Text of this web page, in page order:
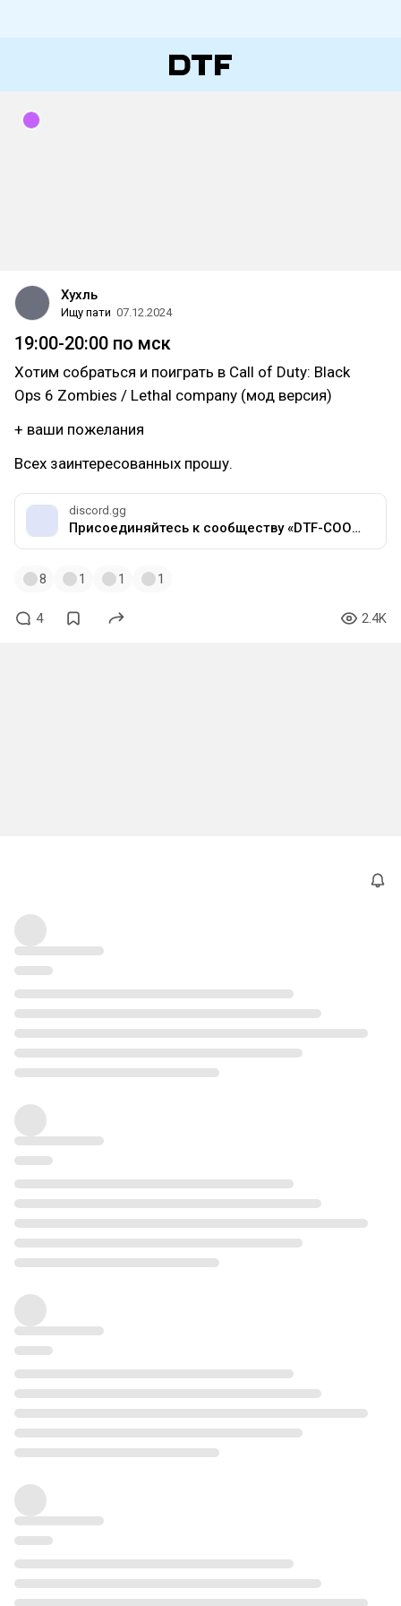
Хухль
Ищу пати 07.12.2024
19:00-20:00 по мск
Хотим собраться и поиграть в Call of Duty: Black
Ops 6 Zombies / Lethal company (мод версия)
+ ваши пожелания
Всех заинтересованных прошу.
discord.gg
Присоединяйтесь к сообществу «DTF-COOP-GROUP» на сервере Discord!
8 1 1 1
4 2.4K